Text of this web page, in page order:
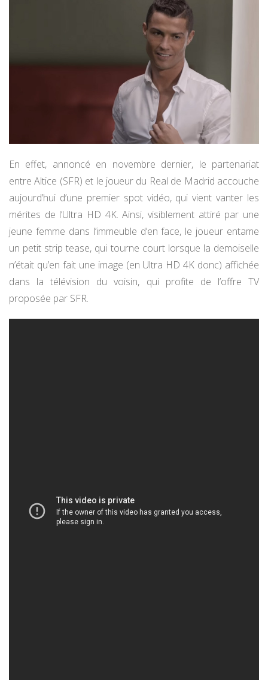
En effet, annoncé en novembre dernier, le partenariat
entre Altice (SFR) et le joueur du Real de Madrid accouche
aujourd’hui d’une premier spot vidéo, qui vient vanter les
mérites de l’Ultra HD 4K. Ainsi, visiblement attiré par une
jeune femme dans l’immeuble d’en face, le joueur entame
un petit strip tease, qui tourne court lorsque la demoiselle
n’était qu’en fait une image (en Ultra HD 4K donc) affichée
dans la télévision du voisin, qui profite de l’offre TV
proposée par SFR.